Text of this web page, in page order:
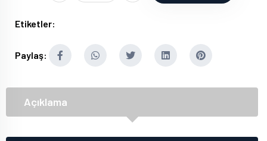
Etiketler:
Paylaş:
Açıklama